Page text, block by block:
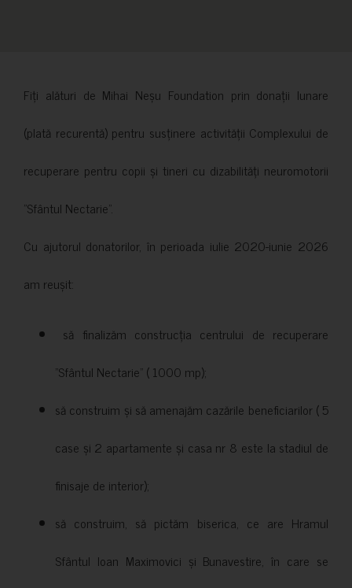
Fiți alături de Mihai Neșu Foundation prin donații lunare
(plată recurentă) pentru susținere activității Complexului de
recuperare pentru copii și tineri cu dizabilități neuromotorii
”Sfântul Nectarie”.
Cu ajutorul donatorilor, în perioada iulie 2020-iunie 2026
am reușit:
să finalizăm construcția centrului de recuperare
”Sfântul Nectarie” ( 1000 mp);
să construim și să amenajăm cazările beneficiarilor ( 5
case și 2 apartamente și casa nr 8 este la stadiul de
finisaje de interior);
să construim, să pictăm biserica, ce are Hramul
Sfântul Ioan Maximovici și Bunavestire, în care se